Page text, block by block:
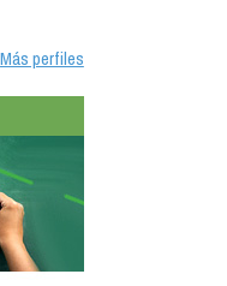
Más perfiles